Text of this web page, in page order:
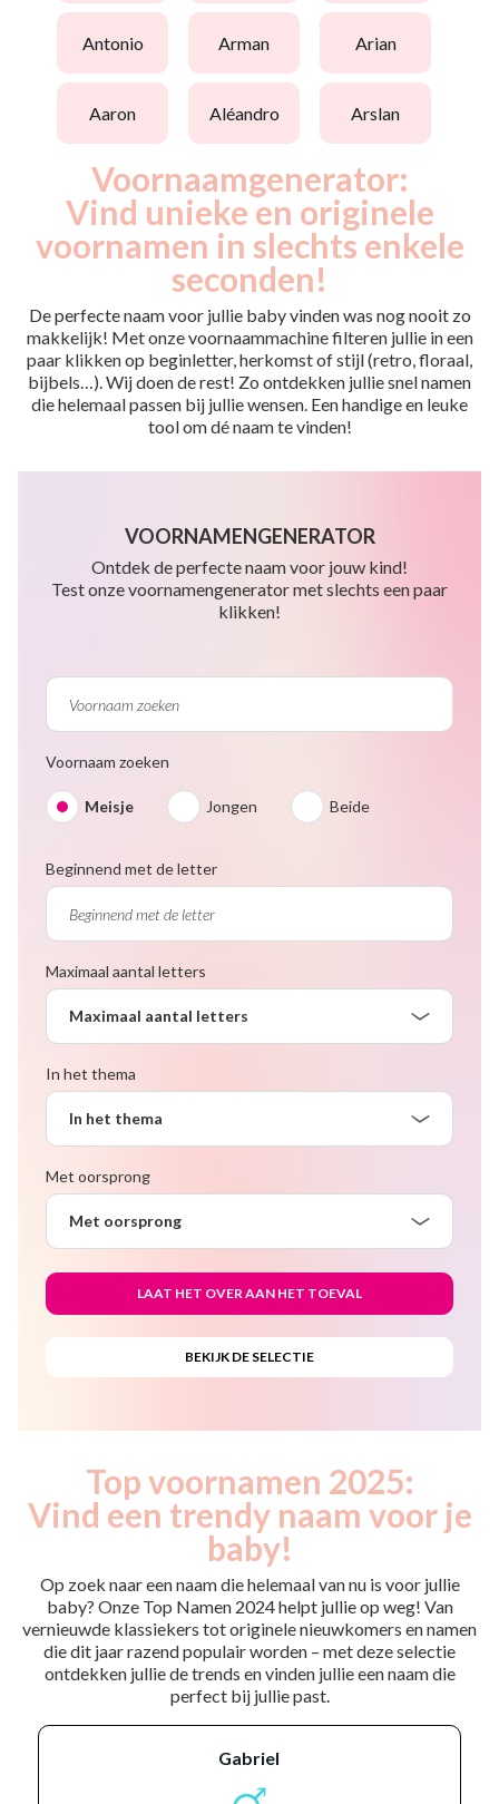
antonio arman arian
aaron aléandro arslan
Voornaamgenerator:
Vind unieke en originele
voornamen in slechts enkele
seconden!
De perfecte naam voor jullie baby vinden was nog nooit zo
makkelijk! Met onze voornaammachine filteren jullie in een
paar klikken op beginletter, herkomst of stijl (retro, floraal,
bijbels…). Wij doen de rest! Zo ontdekken jullie snel namen
die helemaal passen bij jullie wensen. Een handige en leuke
tool om dé naam te vinden!
VOORNAMENGENERATOR
Ontdek de perfecte naam voor jouw kind!
Test onze voornamengenerator met slechts een paar
klikken!
Voornaam zoeken
Meisje Jongen Beide
Beginnend met de letter
Maximaal aantal letters
Maximaal aantal letters
In het thema
In het thema
Met oorsprong
Met oorsprong
Top voornamen 2025:
Vind een trendy naam voor je
baby!
Op zoek naar een naam die helemaal van nu is voor jullie
baby? Onze Top Namen 2024 helpt jullie op weg! Van
vernieuwde klassiekers tot originele nieuwkomers en namen
die dit jaar razend populair worden – met deze selectie
ontdekken jullie de trends en vinden jullie een naam die
perfect bij jullie past.
gabriel